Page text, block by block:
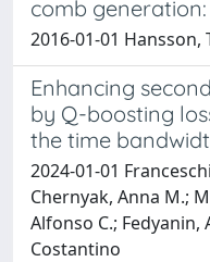
comb
2016-01-01 Hansson,
Enhancing
by Q-boosting
the time
2024-01-01
Chernyak, Anna M.;
Alfonso C.; Fedyanin,
Costantino